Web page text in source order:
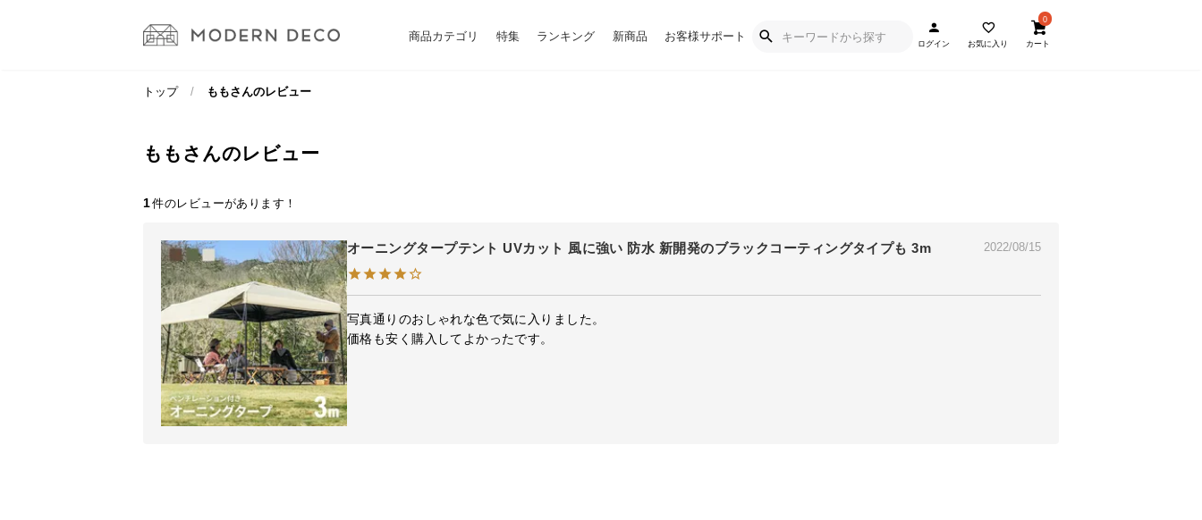
商品カテゴリ 特集 ランキング 新商品 お客様サポート
ログイン お気に入り
0
カート
トップ ももさんのレビュー
ももさんのレビュー
1
オーニングタープテント UVカット 風に強い 防水 新開発のブラックコーティングタイプも 3m 2022/08/15
写真通りのおしゃれな色で気に入りました。
価格も安く購入してよかったです。